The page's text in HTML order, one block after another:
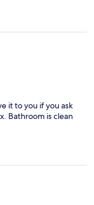
it to you if you ask
Bathroom is clean